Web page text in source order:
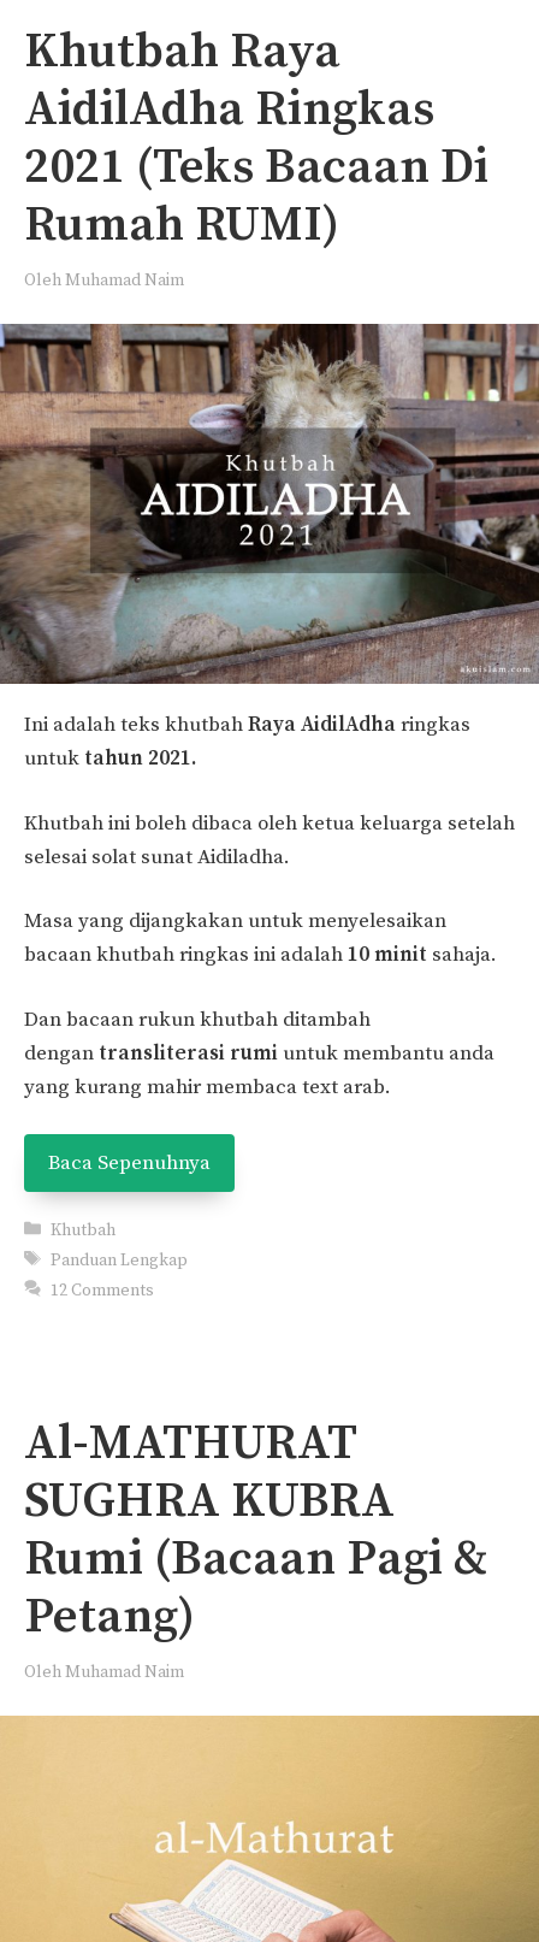
Khutbah Raya
AidilAdha Ringkas
2021 (Teks Bacaan Di
Rumah RUMI)
OlehMuhamad Naim
Ini adalah teks khutbahRaya AidilAdharingkas
untuk tahun 2021.
Khutbah ini boleh dibaca oleh ketua keluarga setelah
selesai solat sunat Aidiladha.
Masa yang dijangkakan untuk menyelesaikan
bacaan khutbah ringkas ini adalah10 minit sahaja.
Dan bacaan rukun khutbah ditambah
dengan transliterasi rumi untuk membantu anda
yang kurang mahir membaca text arab.
Baca Sepenuhnya
Categories
Khutbah
Tags
Panduan Lengkap
12 Comments
Al-MATHURAT
SUGHRA KUBRA
Rumi (Bacaan Pagi &
Petang)
OlehMuhamad Naim